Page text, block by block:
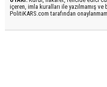
içeren, imla kuralları ile yazılmamış
PolitiKARS.com tarafından